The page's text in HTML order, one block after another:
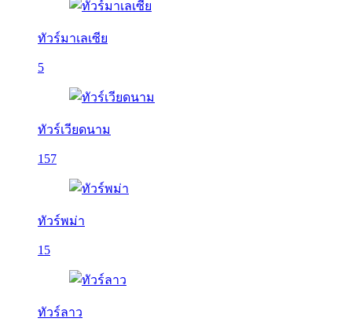
ทัวร์มาเลเซีย
5
ทัวร์เวียดนาม
157
ทัวร์พม่า
15
ทัวร์ลาว